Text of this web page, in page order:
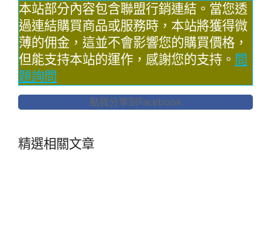
本站部分內容包含聯盟行銷連結。當您透
過連結購買商品或服務時，本站將獲得微
薄的佣金，這並不會影響您的購買價格，
但能支持本站的運作，感謝您的支持。 問
題詢問
點我分享到Facebook
精選相關文章